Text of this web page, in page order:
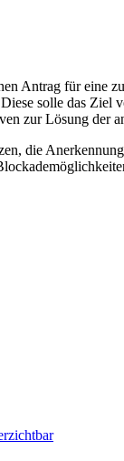
Antrag für eine
solle das
zur Lösung der
die